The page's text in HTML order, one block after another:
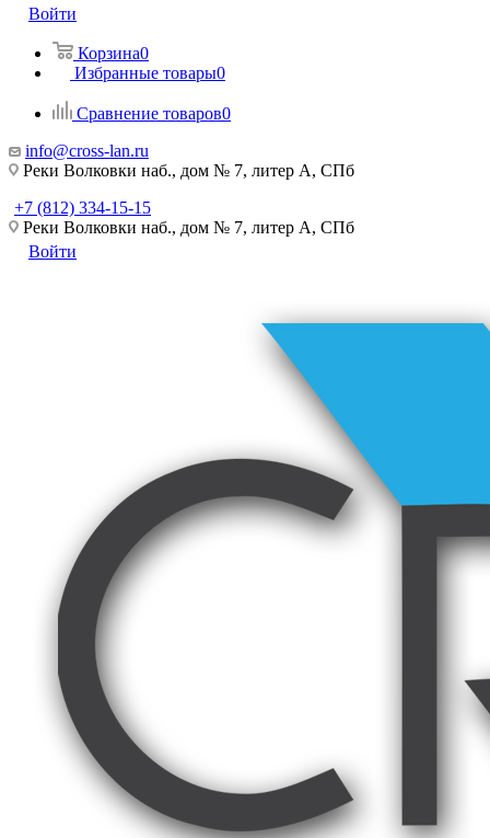
Войти
Корзина0
Избранные товары0
Сравнение товаров0
info@cross-lan.ru
Реки Волковки наб., дом № 7, литер А, СПб
+7 (812) 334-15-15
Реки Волковки наб., дом № 7, литер А, СПб
Войти